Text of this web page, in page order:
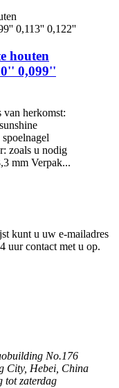
houten
0,099''
van herkomst:
zoals u nodig
mm Verpak...
kunt u uw e-mailadres
uur contact met u op.
No.176
City, Hebei, China
tot zaterdag